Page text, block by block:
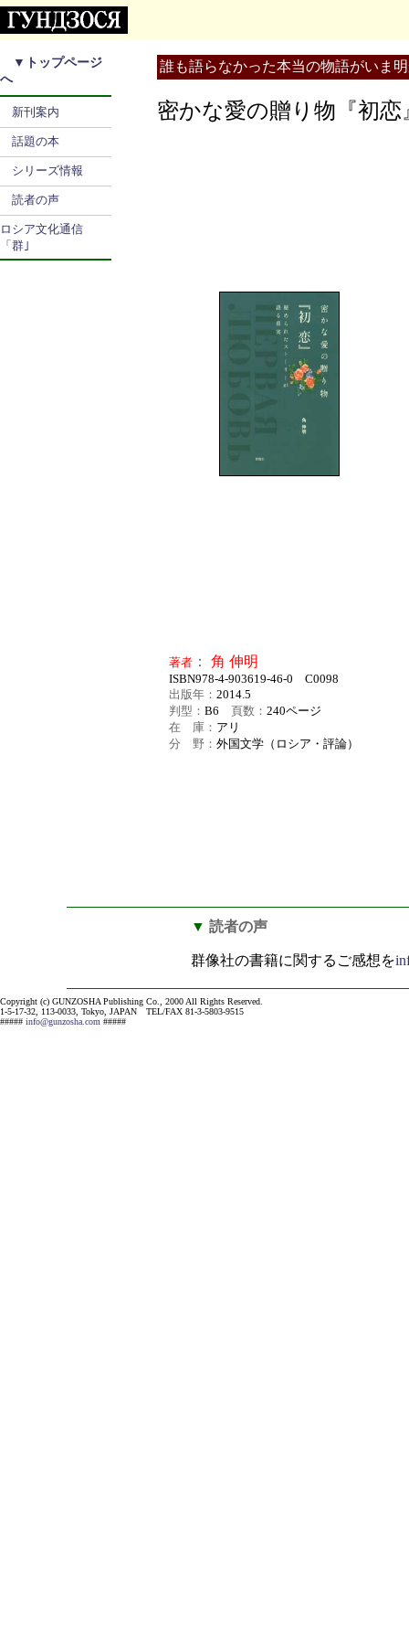
▼ トップページ
へ
新刊案内
話題の本
シリーズ情報
読者の声
ロシア文化通信
「群｣
誰も語らなかった本当の物語がいま
密かな愛の贈り物『初
著者 ： 角 伸明
ISBN978-4-903619-46-0 C0098
出版年： 2014.5
判型： B6 頁数： 240ページ
在 庫： アリ
分 野： 外国文学（ロシア・評論）
▼ 読者の声
群像社の書籍に関するご感想を
Copyright (c) GUNZOSHA Publishing Co., 2000 All Rights Reserved.
1-5-17-32, 113-0033, Tokyo, JAPAN TEL/FAX 81-3-5803-9515
##### info@gunzosha.com #####